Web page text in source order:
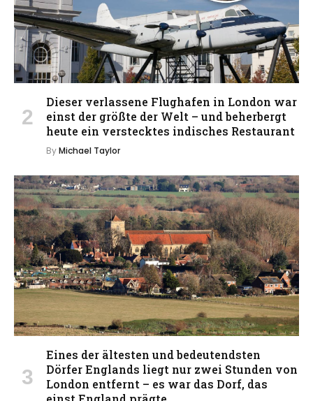
Dieser verlassene Flughafen in London war
einst der größte der Welt – und beherbergt
heute ein verstecktes indisches Restaurant
ByMichael Taylor
Eines der ältesten und bedeutendsten
Dörfer Englands liegt nur zwei Stunden von
London entfernt – es war das Dorf, das